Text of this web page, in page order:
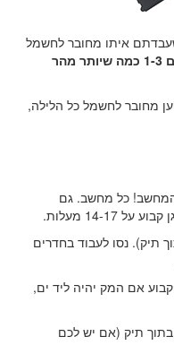
קיים (בן 1-3 שנים) שעבדתם איתו מחובר לחשמל
כדאי מאוד שתעשו את סעיפים 1-3 כמה שיותר מהר
מחובר לחשמל כל הלילה,
המחשב! כל מחשב. גם
17 מעלות.
נסו לעבוד בחדרים
אם המק יהיה ליד ים,
בתוך תיק (אם יש לכם